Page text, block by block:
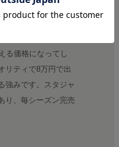
る価格になってし
リティで8万円で出
強みです。スタジャ
り、毎シーズン完売